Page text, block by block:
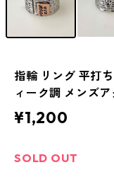
指輪 リング 平打
ィーク調 メンズ
¥1,200
SOLD OUT